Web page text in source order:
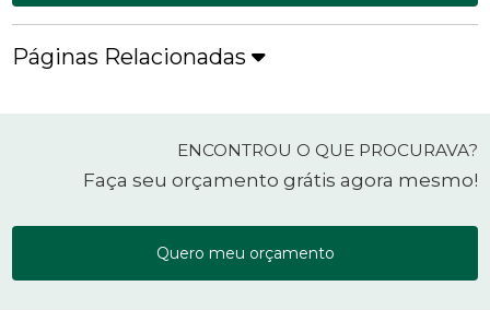
Páginas Relacionadas
ENCONTROU O QUE PROCURAVA?
Faça seu orçamento grátis agora mesmo!
Quero meu orçamento